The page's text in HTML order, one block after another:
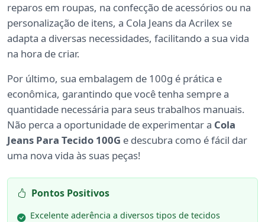
reparos em roupas, na confecção de acessórios ou na
personalização de itens, a Cola Jeans da Acrilex se
adapta a diversas necessidades, facilitando a sua vida
na hora de criar.
Por último, sua embalagem de 100g é prática e
econômica, garantindo que você tenha sempre a
quantidade necessária para seus trabalhos manuais.
Não perca a oportunidade de experimentar a Cola
Jeans Para Tecido 100G e descubra como é fácil dar
uma nova vida às suas peças!
Pontos Positivos
Excelente aderência a diversos tipos de tecidos